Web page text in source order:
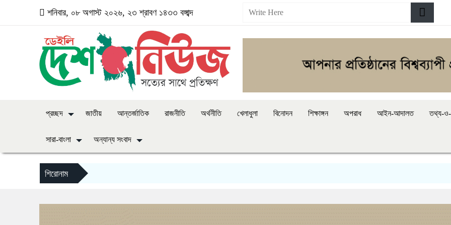
শনিবার, ০৮ অগাস্ট ২০২৬, ২৩ শ্রাবণ ১৪৩৩ বঙ্গাব্দ
প্রচ্ছদ জাতীয় আন্তর্জাতিক রাজনীতি অর্থনীতি খেলাধুলা বিনোদন শিক্ষাঙ্গন অপরাধ আইন-আদালত তথ্য-ও-
সারা-বাংলা অন্যান্য সংবাদ
শিরোনাম